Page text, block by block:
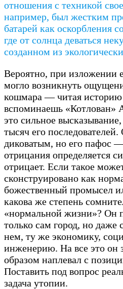
отношения с техникой
например, был жестким
батарей как оскорбления
где от солнца деваться
созданном из
Вероятно, при изложении
могло возникнуть
кошмара — читая историю
вспоминаешь «Котлован»
это сильное
тысяч его
диковатым, но его пафос
отрицания определяется
отрицает. Если такое
сконструировано как
божественный промысел
какова же степень
«нормальной жизни»? Он
только сам город, но даже
нем, ту же экономику,
инженерию. На все это он
образом наплевал с
Поставить под вопрос
задача утопии.